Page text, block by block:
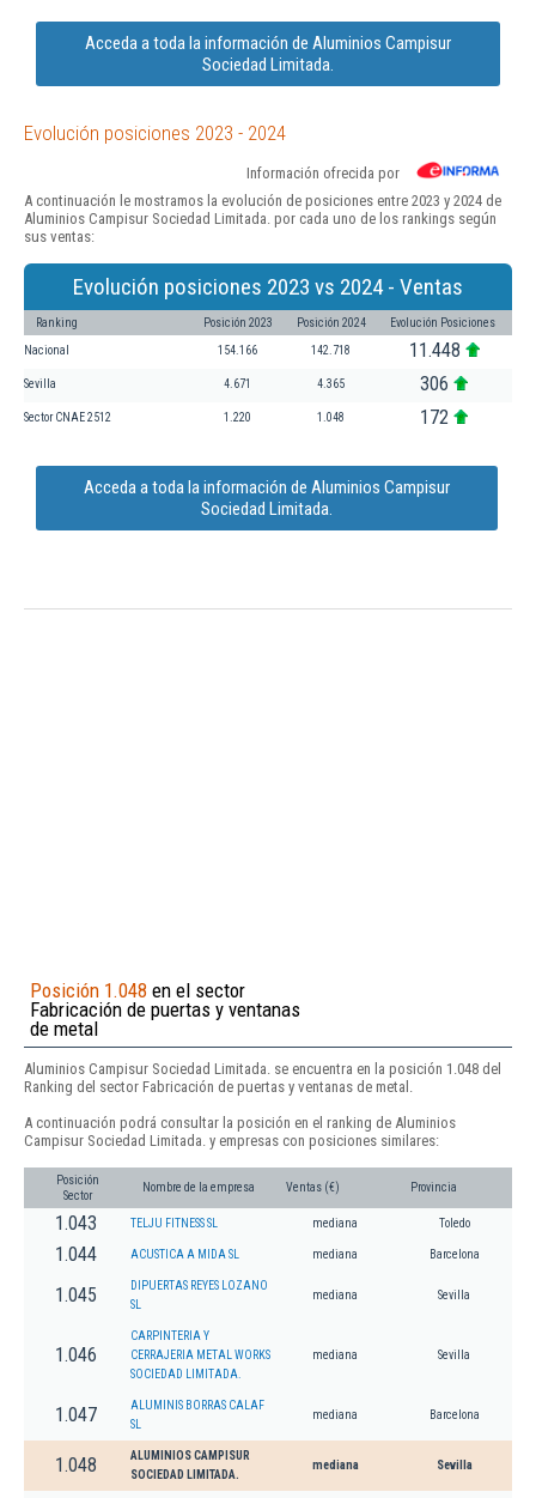
Acceda a toda la información de Aluminios Campisur
Sociedad Limitada.
Evolución posiciones 2023 - 2024
Información ofrecida por
A continuación le mostramos la evolución de posiciones entre 2023 y 2024 de
Aluminios Campisur Sociedad Limitada. por cada uno de los rankings según
sus ventas:
Evolución posiciones 2023 vs 2024 - Ventas
Ranking Posición 2023 Posición 2024 Evolución Posiciones
Nacional 154.166 142.718 11.448
Sevilla 4.671 4.365 306
Sector CNAE 2512 1.220 1.048 172
Acceda a toda la información de Aluminios Campisur
Sociedad Limitada.
Posición 1.048 en el sector
Fabricación de puertas y ventanas
de metal
Aluminios Campisur Sociedad Limitada. se encuentra en la posición 1.048 del
Ranking del sector Fabricación de puertas y ventanas de metal.
A continuación podrá consultar la posición en el ranking de Aluminios
Campisur Sociedad Limitada. y empresas con posiciones similares:
Posición
Sector
Nombre de la empresa Ventas (€) Provincia
1.043 TELJU FITNESS SL mediana Toledo
1.044 ACUSTICA A MIDA SL mediana Barcelona
1.045
DIPUERTAS REYES LOZANO
SL
mediana Sevilla
1.046
CARPINTERIA Y
CERRAJERIA METAL WORKS
SOCIEDAD LIMITADA.
mediana Sevilla
1.047
ALUMINIS BORRAS CALAF
SL
mediana Barcelona
1.048
ALUMINIOS CAMPISUR
SOCIEDAD LIMITADA.
mediana Sevilla